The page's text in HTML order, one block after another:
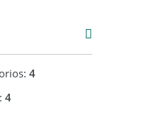
CPMCAL
por el
4
4